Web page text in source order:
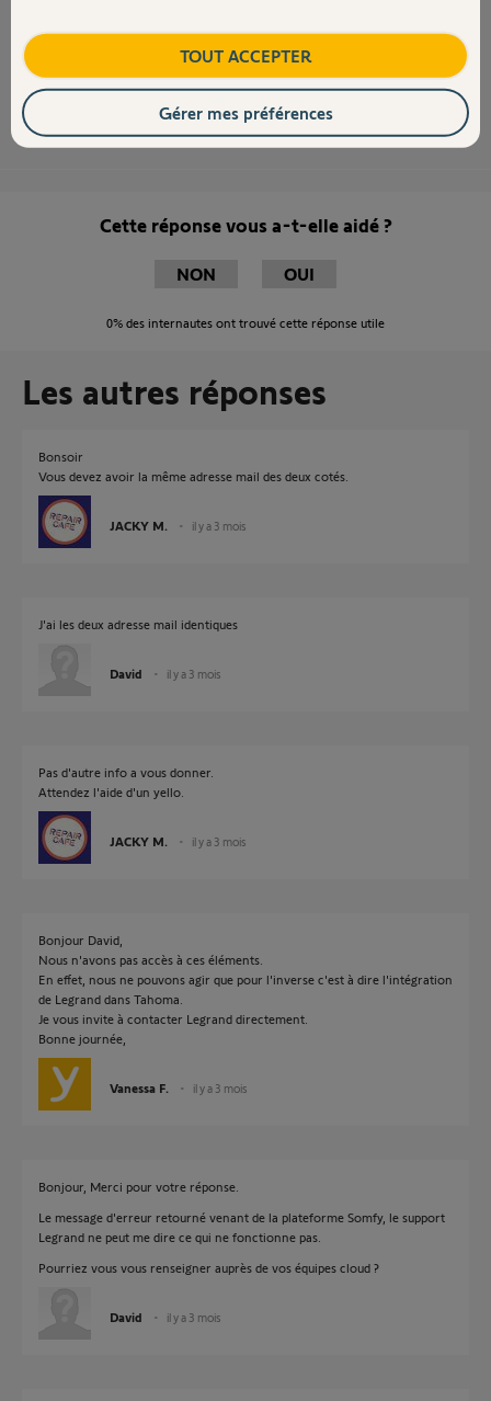
Désolé pour le dérangement, on peut clore le sujet.
il y a 2 mois
Cette réponse vous a-t-elle aidé ?
NON OUI
0% des internautes ont trouvé cette réponse utile
Les autres réponses
Bonsoir
Vous devez avoir la même adresse mail des deux cotés.
JACKY M. il y a 3 mois
J'ai les deux adresse mail identiques
David il y a 3 mois
Pas d'autre info a vous donner.
Attendez l'aide d'un yello.
JACKY M. il y a 3 mois
Bonjour David,
Nous n'avons pas accès à ces éléments.
En effet, nous ne pouvons agir que pour l'inverse c'est à dire l'intégration
de Legrand dans Tahoma.
Je vous invite à contacter Legrand directement.
Bonne journée,
Vanessa F. il y a 3 mois
Bonjour, Merci pour votre réponse.
Le message d'erreur retourné venant de la plateforme Somfy, le support
Legrand ne peut me dire ce qui ne fonctionne pas.
Pourriez vous vous renseigner auprès de vos équipes cloud ?
David il y a 3 mois
TOUT ACCEPTER
Gérer mes préférences